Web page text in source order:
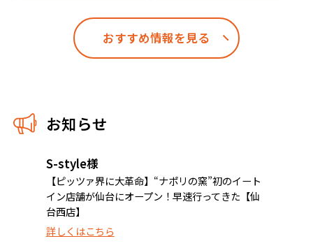
おすすめ情報を見る
お知らせ
S-style様
【ピッツァ界に大革命】“ナポリの窯”初のイート
イン店舗が仙台にオープン！早速行ってきた【仙
台西店】
詳しくはこちら